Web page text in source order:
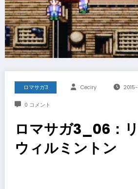
ロマサガ3 Ceciry
0 コメント
ロマサガ3_06：
ウィルミントン